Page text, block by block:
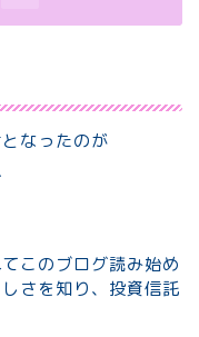
なったのが
このブログ読み始め
さを知り、投資信託